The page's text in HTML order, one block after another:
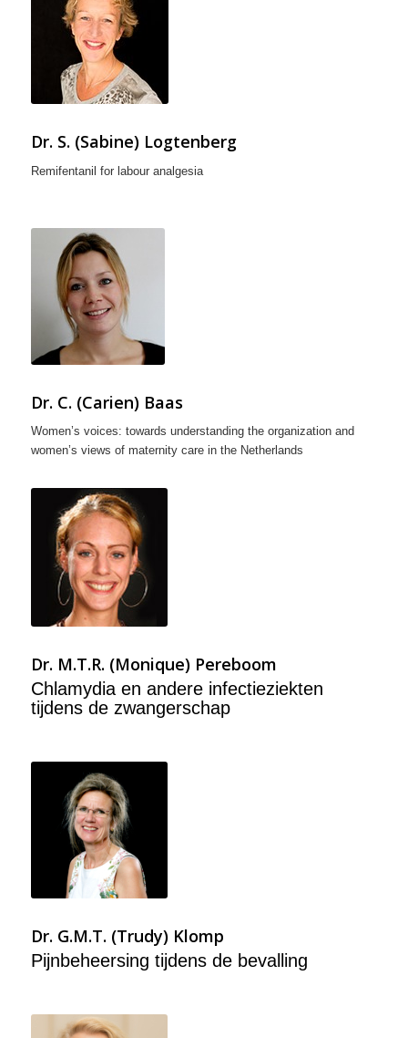
Dr. S. (Sabine) Logtenberg
Remifentanil for labour analgesia
Dr. C. (Carien) Baas
Women’s voices: towards understanding the organization and
women’s views of maternity care in the Netherlands
Dr. M.T.R. (Monique) Pereboom
Chlamydia en andere infectieziekten
tijdens de zwangerschap
Dr. G.M.T. (Trudy) Klomp
Pijnbeheersing tijdens de bevalling